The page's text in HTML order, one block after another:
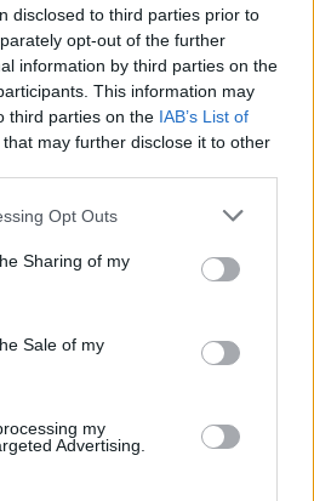
disclosed to third parties prior to
opt-out of the further
information by third parties on the
This information may
third parties on the IAB’s List of
that may further disclose it to other
Opt Outs
Sharing of my
Sale of my
my
Advertising.
Kellene a World of
Tank?
kasztja,
2026